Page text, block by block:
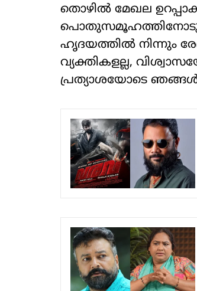
തൊഴില്‍ മേഖല
പൊതുസമൂഹത്തിനോടും
ഹൃദയത്തില്‍ നിന്നും
വ്യക്തികളല്ല,
പ്രത്യാശയോടെ